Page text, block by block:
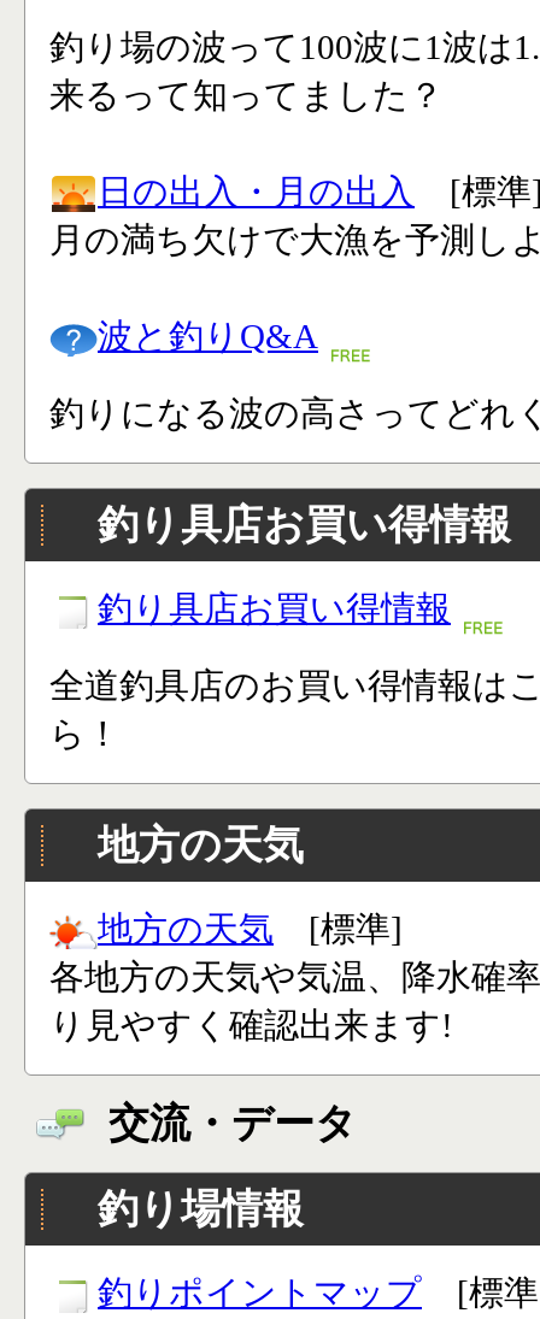
釣り場の波って100波に1波は
来るって知ってました？
日の出入・月の出入
[標準
月の満ち欠けで大漁を予測し
波と釣りQ&A
釣りになる波の高さってどれ
釣り具店お買い得情報
釣り具店お買い得情報
全道釣具店のお買い得情報は
ら！
地方の天気
地方の天気 [標準]
各地方の天気や気温、降水確
り見やすく確認出来ます!
交流・データ
釣り場情報
釣りポイントマップ [標